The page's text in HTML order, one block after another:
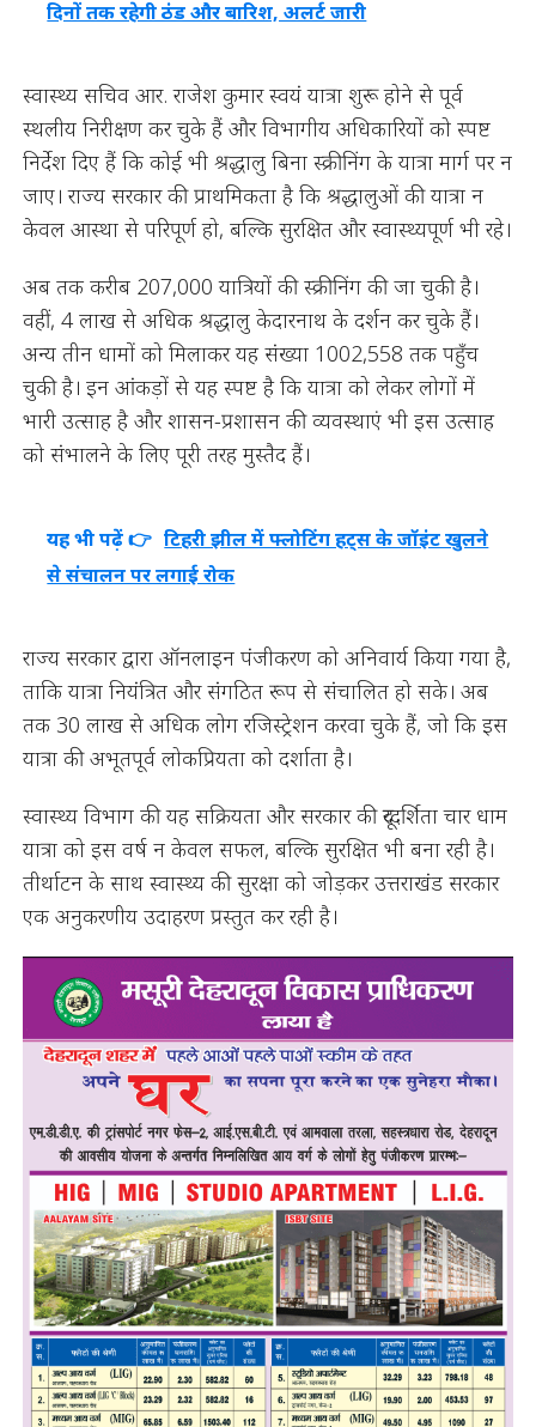
दिनों तक रहेगी ठंड और बारिश, अलर्ट जारी
स्वास्थ्य सचिव आर. राजेश कुमार स्वयं यात्रा शुरू होने से पूर्व
स्थलीय निरीक्षण कर चुके हैं और विभागीय अधिकारियों को स्पष्ट
निर्देश दिए हैं कि कोई भी श्रद्धालु बिना स्क्रीनिंग के यात्रा मार्ग पर न
जाए। राज्य सरकार की प्राथमिकता है कि श्रद्धालुओं की यात्रा न
केवल आस्था से परिपूर्ण हो, बल्कि सुरक्षित और स्वास्थ्यपूर्ण भी रहे।
अब तक करीब 207,000 यात्रियों की स्क्रीनिंग की जा चुकी है।
वहीं, 4 लाख से अधिक श्रद्धालु केदारनाथ के दर्शन कर चुके हैं।
अन्य तीन धामों को मिलाकर यह संख्या 1002,558 तक पहुँच
चुकी है। इन आंकड़ों से यह स्पष्ट है कि यात्रा को लेकर लोगों में
भारी उत्साह है और शासन-प्रशासन की व्यवस्थाएं भी इस उत्साह
को संभालने के लिए पूरी तरह मुस्तैद हैं।
यह भी पढ़ें 👉 टिहरी झील में फ्लोटिंग हट्स के जॉइंट खुलने
से संचालन पर लगाई रोक
राज्य सरकार द्वारा ऑनलाइन पंजीकरण को अनिवार्य किया गया है,
ताकि यात्रा नियंत्रित और संगठित रूप से संचालित हो सके। अब
तक 30 लाख से अधिक लोग रजिस्ट्रेशन करवा चुके हैं, जो कि इस
यात्रा की अभूतपूर्व लोकप्रियता को दर्शाता है।
स्वास्थ्य विभाग की यह सक्रियता और सरकार की दूरदर्शिता चार धाम
यात्रा को इस वर्ष न केवल सफल, बल्कि सुरक्षित भी बना रही है।
तीर्थाटन के साथ स्वास्थ्य की सुरक्षा को जोड़कर उत्तराखंड सरकार
एक अनुकरणीय उदाहरण प्रस्तुत कर रही है।